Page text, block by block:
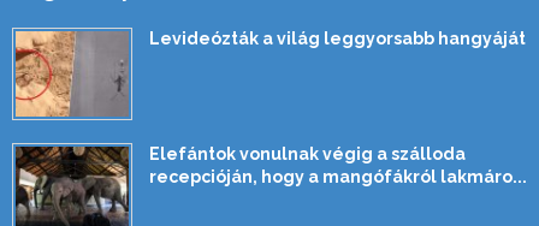
Levideózták a világ leggyorsabb hangyáját
Elefántok vonulnak végig a szálloda
recepcióján, hogy a mangófákról lakmáro...